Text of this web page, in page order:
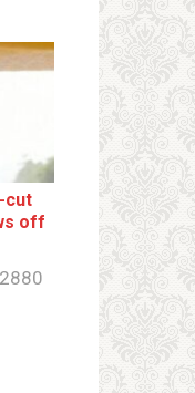
cut
off